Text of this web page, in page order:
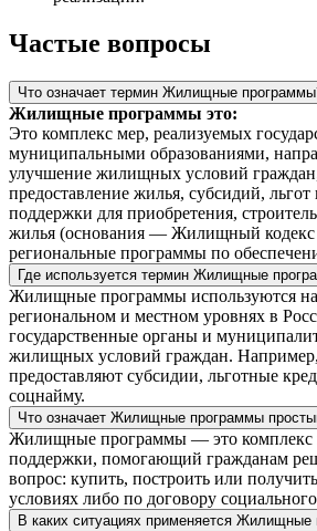
Частые вопросы
Что означает термин Жилищные
Жилищные программы это:
Это комплекс мер, реализуемых
муниципальными образованиями,
улучшение жилищных условий
предоставление жилья, субсидий,
поддержки для приобретения,
жилья (основания — Жилищный
региональные программы по
Где используется термин Жилищные
Жилищные программы используются
региональном и местном уровнях в
государственные органы и
жилищных условий граждан.
предоставляют субсидии, льготные
соцнайму.
Что означает Жилищные программы
Жилищные программы — это комплекс
поддержки, помогающий гражданам
вопрос: купить, построить или
условиях либо по договору
В каких ситуациях применяется Жилищные